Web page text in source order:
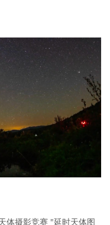
署名 4.0 国际 (CC BY
体摄影竞赛 "延时天体图